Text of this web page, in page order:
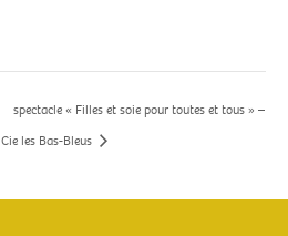
spectacle « Filles et soie pour toutes et tous » –
Cie les Bas-Bleus